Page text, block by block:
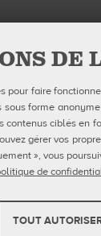
DE
pour faire
forme
contenus ciblés en
gérer vos
», vous
de
TOUT
Entreprise
Galerie
Actualités